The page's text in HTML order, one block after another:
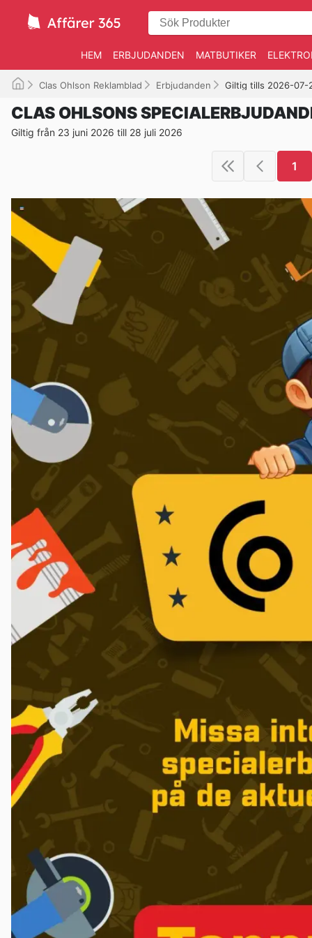
HEM ERBJUDANDEN MATBUTIKER
Clas Ohlson Reklamblad Erbjudanden Giltig tills 2026-07-
CLAS OHLSONS
Giltig från 23 juni 2026 till 28 juli 2026
1